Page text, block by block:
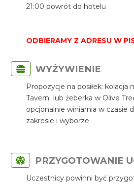
21:00 powrót do hotelu
ODBIERAMY Z ADRESU W
WYŻYWIENIE
Propozycje na posiłek: kolacja
Tavern lub żeberka w Olive
opcjonalnie winiarnia w czasie
zakresie i wyborze
PRZYGOTOWANIE
Uczestnicy powinni być